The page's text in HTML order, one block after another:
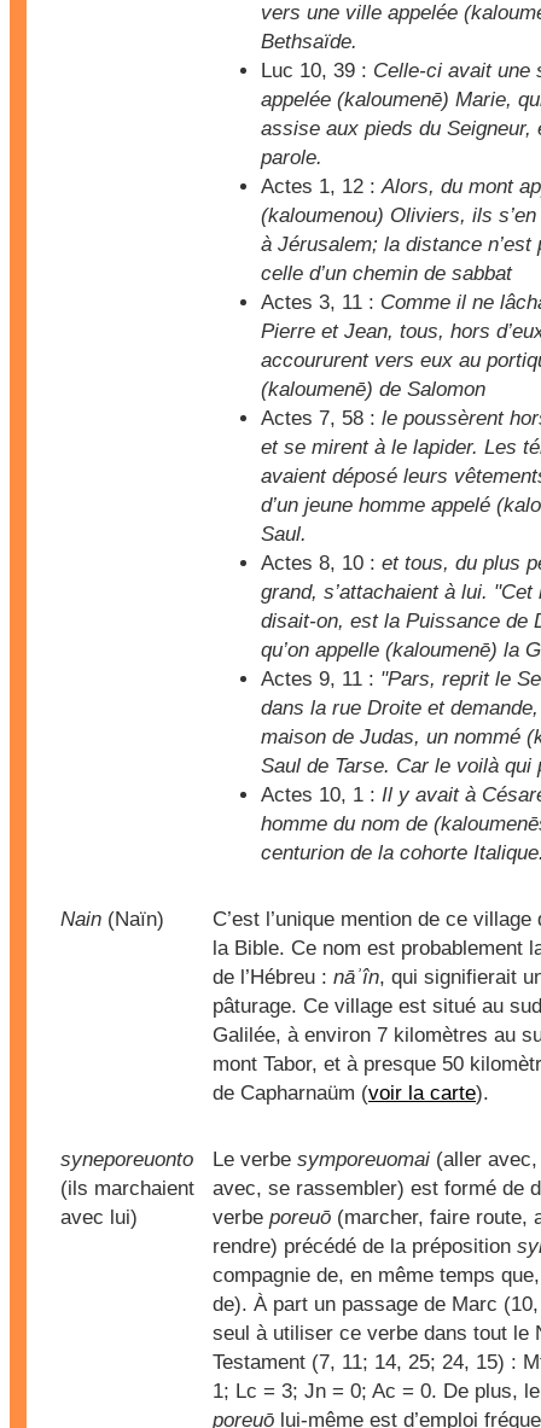
vers une ville appelée
Bethsaïde.
Luc 10, 39 : Celle-ci avait une
appelée (kaloumenē) Marie,
assise aux pieds du Seigneur,
parole.
Actes 1, 12 :Alors, du mont
(kaloumenou) Oliviers, ils
à Jérusalem; la distance n’est
celle d’un chemin de sabbat
Actes 3, 11 : Comme il ne
Pierre et Jean, tous, hors
accoururent vers eux au
(kaloumenē) de Salomon
Actes 7, 58 : le poussèrent
et se mirent à le lapider. Les
avaient déposé leurs
d’un jeune homme appelé
Saul.
Actes 8, 10 : et tous, du plus
grand, s’attachaient à lui. "Cet
disait-on, est la Puissance de
qu’on appelle (kaloumenē) la
Actes 9, 11 : "Pars, reprit le
dans la rue Droite et
maison de Judas, un nommé
Saul de Tarse. Car le voilà qui
Actes 10, 1 : Il y avait à
homme du nom de
centurion de la cohorte
Nain (Naïn)
C’est l’unique mention de ce village
la Bible. Ce nom est probablement
de l’Hébreu : nāʾîn, qui signifierait
pâturage. Ce village est situé au
Galilée, à environ 7 kilomètres au
mont Tabor, et à presque 50
de Capharnaüm (voir la carte).
syneporeuonto
(ils marchaient
avec lui)
Le verbe symporeuomai (aller
avec, se rassembler) est formé de
verbe poreuō (marcher, faire route,
rendre) précédé de la préposition
compagnie de, en même temps
de). À part un passage de Marc
seul à utiliser ce verbe dans tout le
Testament (7, 11; 14, 25; 24, 15) :
1; Lc = 3; Jn = 0; Ac = 0. De plus,
poreuō lui-même est d’emploi